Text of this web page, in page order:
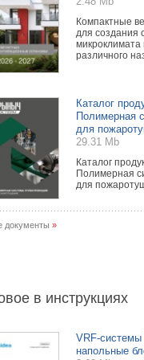
Компактные
для создания
различного
Каталог
Полимерная
для
29.31 Mb
Каталог
Полимерная
для
документы »
в инструкциях
VRF-
напольные